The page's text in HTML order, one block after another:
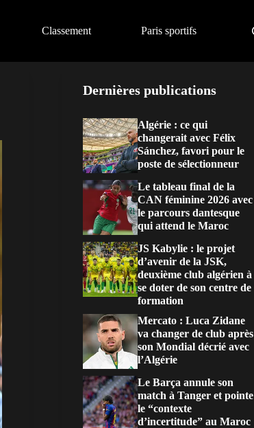
Classement Paris sportifs
Dernières publications
Algérie : ce qui
changerait avec Félix
Sánchez, favori pour le
poste de sélectionneur
Le tableau final de la
CAN féminine 2026 avec
le parcours dantesque
qui attend le Maroc
JS Kabylie : le projet
d’avenir de la JSK,
deuxième club algérien à
se doter de son centre de
formation
Mercato : Luca Zidane
va changer de club après
son Mondial décrié avec
l’Algérie
Le Barça annule son
match à Tanger et pointe
le “contexte
d’incertitude” au Maroc